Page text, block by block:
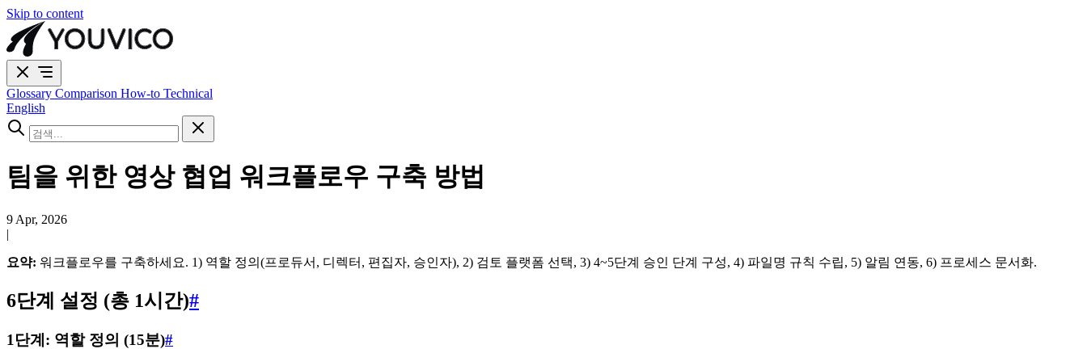
Skip to content
Glossary Comparison How-to Technical
English
팀을 위한 영상 협업 워크플로우 구축 방법
9 Apr, 2026
|
요약: 워크플로우를 구축하세요. 1) 역할 정의(프로듀서, 디렉터, 편집자, 승인자), 2) 검토 플랫폼 선택, 3) 4~5단계 승인 단계 구성, 4) 파일명 규칙 수립, 5) 알림 연동, 6) 프로세스 문서화.
6단계 설정 (총 1시간)#
1단계: 역할 정의 (15분)#